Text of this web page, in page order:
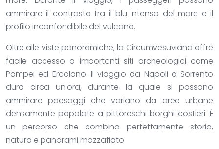
ammirare il contrasto tra il blu intenso del mare e il
profilo inconfondibile del vulcano.
Oltre alle viste panoramiche, la Circumvesuviana offre
facile accesso a importanti siti archeologici come
Pompei ed Ercolano. Il viaggio da Napoli a Sorrento
dura circa un’ora, durante la quale si possono
ammirare paesaggi che variano da aree urbane
densamente popolate a pittoreschi borghi costieri. È
un percorso che combina perfettamente storia,
natura e panorami mozzafiato.